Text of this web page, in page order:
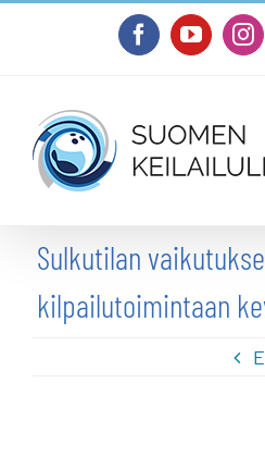
FacebookYouTube
Sulkutilan
kilpailutoimintaan